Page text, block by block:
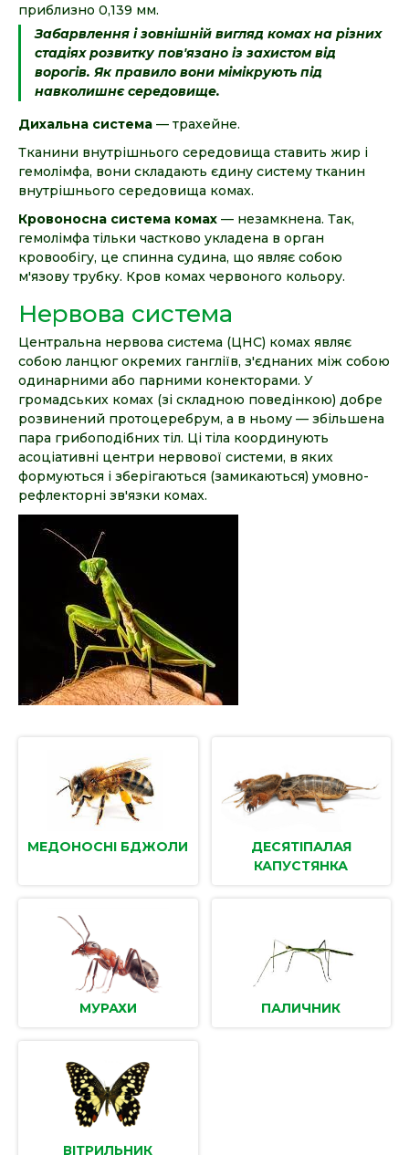
приблизно 0,139 мм.
Забарвлення і зовнішній вигляд комах на різних
стадіях розвитку пов'язано із захистом від
ворогів. Як правило вони мімікрують під
навколишнє середовище.
Дихальна система — трахейне.
Тканини внутрішнього середовища ставить жир і
гемолімфа, вони складають єдину систему тканин
внутрішнього середовища комах.
Кровоносна система комах — незамкнена. Так,
гемолімфа тільки частково укладена в орган
кровообігу, це спинна судина, що являє собою
м'язову трубку. Кров комах червоного кольору.
Нервова система
Центральна нервова система (ЦНС) комах являє
собою ланцюг окремих гангліїв, з'єднаних між собою
одинарними або парними конекторами. У
громадських комах (зі складною поведінкою) добре
розвинений протоцеребрум, а в ньому — збільшена
пара грибоподібних тіл. Ці тіла координують
асоціативні центри нервової системи, в яких
формуються і зберігаються (замикаються) умовно-
рефлекторні зв'язки комах.
МЕДОНОСНІ БДЖОЛИ
ДЕСЯТІПАЛАЯ
КАПУСТЯНКА
МУРАХИ ПАЛИЧНИК
ВІТРИЛЬНИК